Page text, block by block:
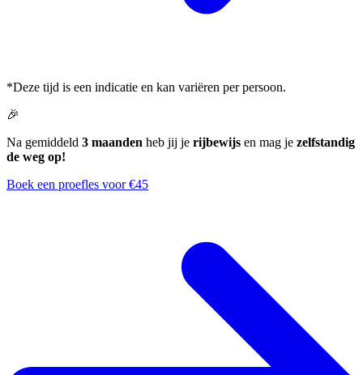
*Deze tijd is een indicatie en kan variëren per persoon.
🎉
Na gemiddeld 3 maanden heb jij je rijbewijs en mag je zelfstandig
de weg op!
Boek een proefles voor €45